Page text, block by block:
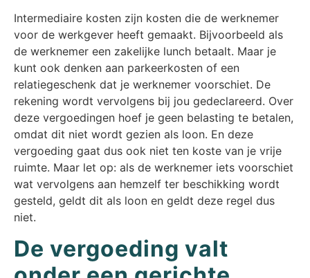
Intermediaire kosten zijn kosten die de werknemer
voor de werkgever heeft gemaakt. Bijvoorbeeld als
de werknemer een zakelijke lunch betaalt. Maar je
kunt ook denken aan parkeerkosten of een
relatiegeschenk dat je werknemer voorschiet. De
rekening wordt vervolgens bij jou gedeclareerd. Over
deze vergoedingen hoef je geen belasting te betalen,
omdat dit niet wordt gezien als loon. En deze
vergoeding gaat dus ook niet ten koste van je vrije
ruimte. Maar let op: als de werknemer iets voorschiet
wat vervolgens aan hemzelf ter beschikking wordt
gesteld, geldt dit als loon en geldt deze regel dus
niet.
De vergoeding valt